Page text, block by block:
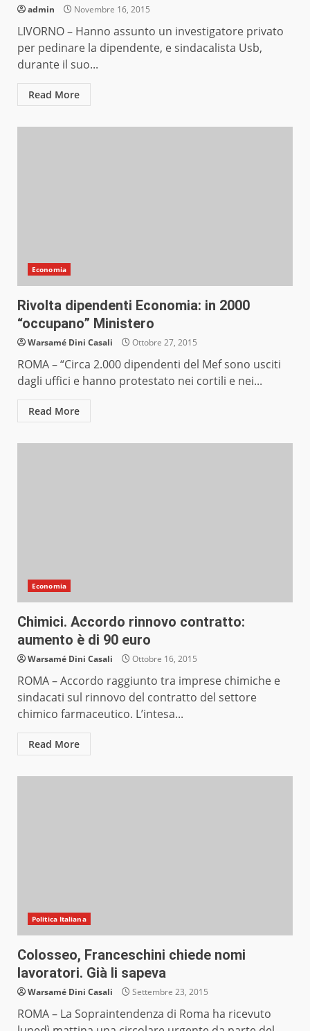
admin Novembre 16, 2015
LIVORNO – Hanno assunto un investigatore privato
per pedinare la dipendente, e sindacalista Usb,
durante il suo...
Read More
Economia
Rivolta dipendenti Economia: in 2000
“occupano” Ministero
Warsamé Dini Casali Ottobre 27, 2015
ROMA – “Circa 2.000 dipendenti del Mef sono usciti
dagli uffici e hanno protestato nei cortili e nei...
Read More
Economia
Chimici. Accordo rinnovo contratto:
aumento è di 90 euro
Warsamé Dini Casali Ottobre 16, 2015
ROMA – Accordo raggiunto tra imprese chimiche e
sindacati sul rinnovo del contratto del settore
chimico farmaceutico. L’intesa...
Read More
Politica Italiana
Colosseo, Franceschini chiede nomi
lavoratori. Già li sapeva
Warsamé Dini Casali Settembre 23, 2015
ROMA – La Sopraintendenza di Roma ha ricevuto